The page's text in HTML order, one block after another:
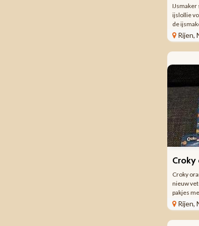
IJsmaker
ijslollie
de
vormpjes
de
Rijen,
Croky
nieuw
pakjes
van 120
paar
er
Rijen,